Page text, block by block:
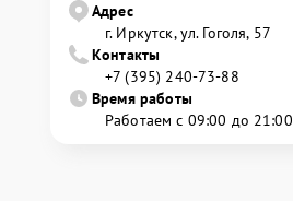
Адрес
г. Иркутск, ул. ​Гоголя, 57
Контакты
+7 (395) 240-73-88
Время работы
Работаем с 09:00 до 21:00